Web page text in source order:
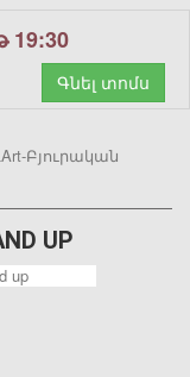
19:30
Գնել տոմս
Բյուրական
UP